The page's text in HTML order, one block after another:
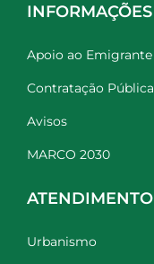
INFORMAÇÕES
Apoio ao Emigrante
Contratação Pública
Avisos
MARCO 2030
ATENDIMENTO
Urbanismo